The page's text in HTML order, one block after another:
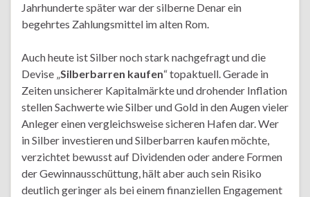
Jahrhunderte später war der silberne Denar ein
begehrtes Zahlungsmittel im alten Rom.
Auch heute ist Silber noch stark nachgefragt und die
Devise „Silberbarren kaufen“ topaktuell. Gerade in
Zeiten unsicherer Kapitalmärkte und drohender Inflation
stellen Sachwerte wie Silber und Gold in den Augen vieler
Anleger einen vergleichsweise sicheren Hafen dar. Wer
in Silber investieren und Silberbarren kaufen möchte,
verzichtet bewusst auf Dividenden oder andere Formen
der Gewinnausschüttung, hält aber auch sein Risiko
deutlich geringer als bei einem finanziellen Engagement